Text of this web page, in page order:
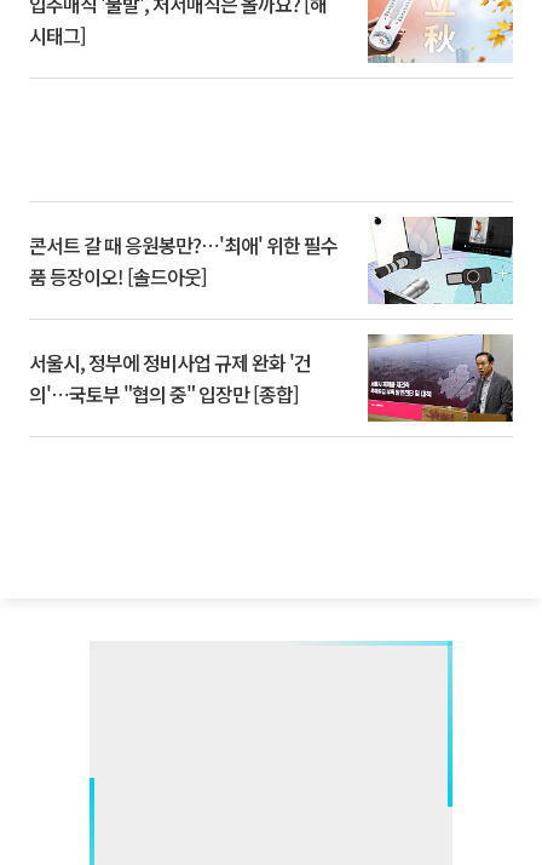
시태그]
콘서트 갈 때 응원봉만?⋯'최애' 위한 필수
품 등장이오! [솔드아웃]
서울시, 정부에 정비사업 규제 완화 '건
의'⋯국토부 "협의 중" 입장만 [종합]